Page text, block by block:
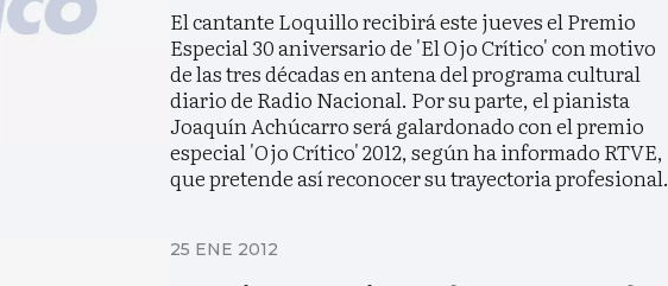
El cantante Loquillo recibirá este jueves el Premio
Especial 30 aniversario de 'El Ojo Crítico' con motivo
de las tres décadas en antena del programa cultural
diario de Radio Nacional. Por su parte, el pianista
Joaquín Achúcarro será galardonado con el premio
especial 'Ojo Crítico' 2012, según ha informado RTVE,
que pretende así reconocer su trayectoria profesional.
25 ENE 2012